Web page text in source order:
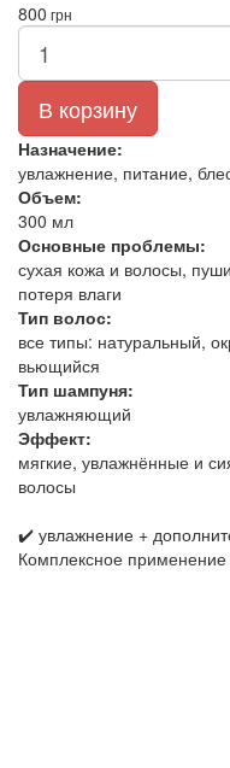
800 грн
В корзину
Назначение:
увлажнение, питание,
Объем:
300 мл
Основные проблемы:
сухая кожа и волосы,
потеря влаги
Тип волос:
все типы: натуральный,
вьющийся
Тип шампуня:
увлажняющий
Эффект:
мягкие, увлажнённые и
волосы
✔️ увлажнение +
Комплексное применение